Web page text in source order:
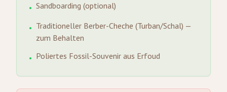
• Sandboarding (optional)
• Traditioneller Berber-Cheche (Turban/Schal) —
zum Behalten
• Poliertes Fossil-Souvenir aus Erfoud